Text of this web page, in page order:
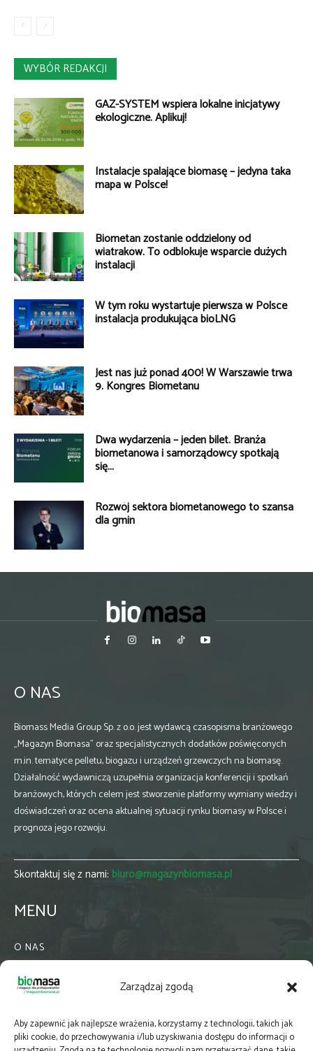
Zarządzaj zgodą
Aby zapewnić jak najlepsze wrażenia, korzystamy z technologii, takich jak
pliki cookie, do przechowywania i/lub uzyskiwania dostępu do informacji o
WYBÓR REDAKCJI
GAZ-SYSTEM wspiera lokalne inicjatywy
ekologiczne. Aplikuj!
Instalacje spalające biomasę – jedyna taka
mapa w Polsce!
Biometan zostanie oddzielony od
wiatraków. To odblokuje wsparcie dużych
instalacji
W tym roku wystartuje pierwsza w Polsce
instalacja produkująca bioLNG
Jest nas już ponad 400! W Warszawie trwa
9. Kongres Biometanu
Dwa wydarzenia – jeden bilet. Branża
biometanowa i samorządowcy spotkają
się...
Rozwój sektora biometanowego to szansa
dla gmin
O NAS
Biomass Media Group Sp. z o.o. jest wydawcą czasopisma branżowego
„Magazyn Biomasa” oraz specjalistycznych dodatków poświęconych
m.in. tematyce pelletu, biogazu i urządzeń grzewczych na biomasę.
Działalność wydawniczą uzupełnia organizacja konferencji i spotkań
branżowych, których celem jest stworzenie platformy wymiany wiedzy i
doświadczeń oraz ocena aktualnej sytuacji rynku biomasy w Polsce i
prognoza jego rozwoju.
Skontaktuj się z nami: biuro@magazynbiomasa.pl
MENU
O NAS
WSPÓŁPRACA
PRENUMERATA